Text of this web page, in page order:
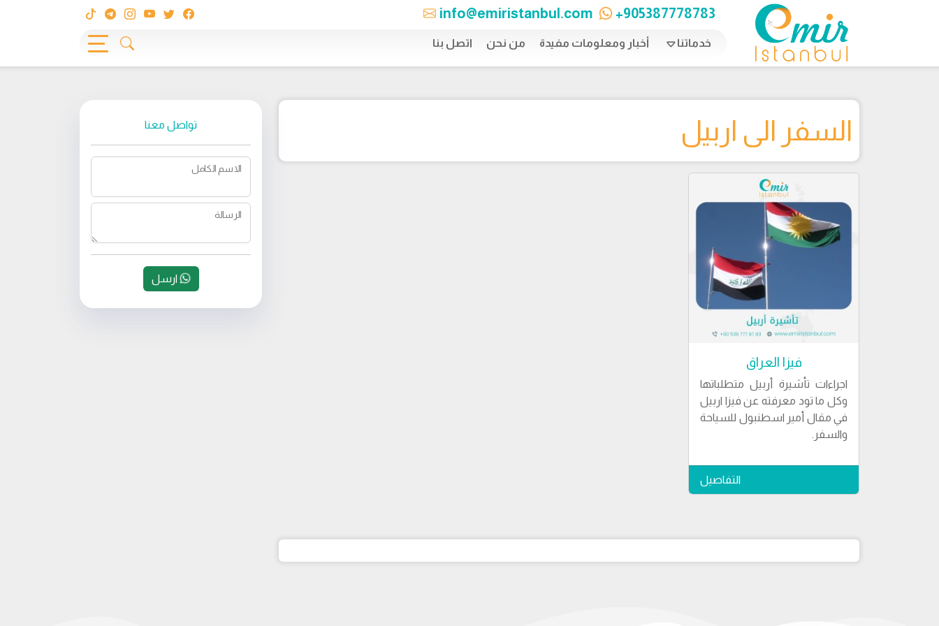
info@emiristanbul.com +905387778783
خدماتنا أخبار ومعلومات مفيدة من نحن اتصل بنا
السفر الى اربيل
فيزا العراق
اجراءات تأشيرة أربيل متطلباتها
وكل ما تود معرفته عن فيزا اربيل
في مقال أمير اسطنبول للسياحة
والسفر.
التفاصيل
تواصل معنا
الاسم الكامل
الرسالة
ارسل